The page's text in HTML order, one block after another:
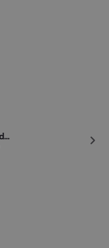
Droguerías Colsubsidio